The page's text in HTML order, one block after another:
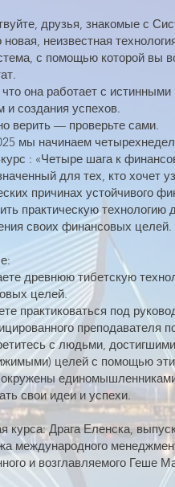
друзья, знакомые с
новая, неизвестная
с помощью которой вы
она работает с
и создания успехов.
верить — проверьте сами.
мы начинаем
: «Четыре шага к
для тех, кто хочет
причинах устойчивого
практическую технологию
своих финансовых целей.
древнюю тибетскую
целей.
практиковаться под
преподавателя
с людьми,
целей с помощью
свои идеи и успехи.
курса: Драга Еленска,
международного
и возглавляемого Геше